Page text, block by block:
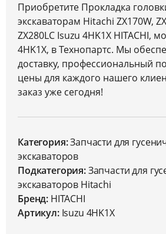
Приобретите Прокладка
экскаваторам Hitachi ZX170W,
ZX280LC Isuzu 4HK1X HITACHI,
4HK1X, в Технопартс. Мы
доставку, профессиональный
цены для каждого нашего
заказ уже сегодня!
Категория:Запчасти для
экскаваторов
Подкатегория:Запчасти для
экскаваторов Hitachi
Бренд: HITACHI
Артикул:Isuzu 4HK1X